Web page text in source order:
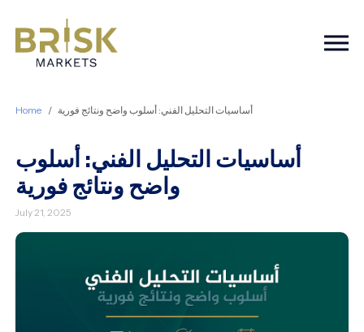
Home أساسيات التحليل الفني: أسلوب واضح ونتائج فورية
أساسيات التحليل الفني: أسلوب
واضح ونتائج فورية
July 21, 2025